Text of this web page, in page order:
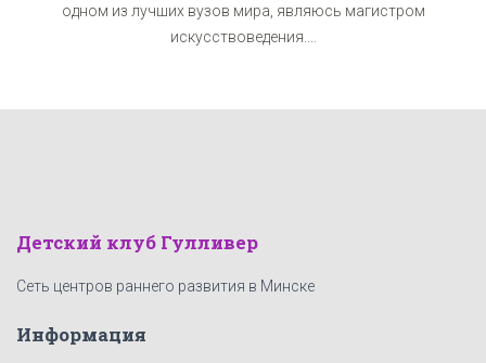
одном из лучших вузов мира, являюсь магистром
искусствоведения....
Детский клуб Гулливер
Сеть центров раннего развития в Минске
Информация